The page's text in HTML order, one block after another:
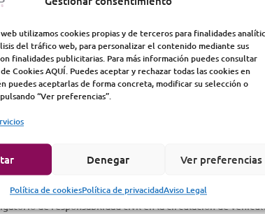
utilizamos cookies propias y de terceros para finalidades
del tráfico web, para personalizar el contenido mediante sus
finalidades publicitarias. Para más información puedes consultar
Cookies AQUÍ. Puedes aceptar y rechazar todas las cookies en
puedes aceptarlas de forma concreta, modificar su selección o
“Ver preferencias”.
Denegar Ver preferencias
Política de cookiesPolítica de privacidadAviso Legal
contenidas en el RD 8/2004 de 29 de octubre por el
responsabilidad civil y seguro en la circulación de
del Reglamento sobre responsabilidad civil y seguro en
DEL ART. 15 LCS
de suscribir un seguro de responsabilidad civil que cubra
por el párrafo primero del art.2 del TRLCSCVM el
esta Ley y en sus normas reglamentarias de desarrollo, el
de vehículos de motor se regirá por la Ley 50/1980,
de responsabilidad civil en la circulación de